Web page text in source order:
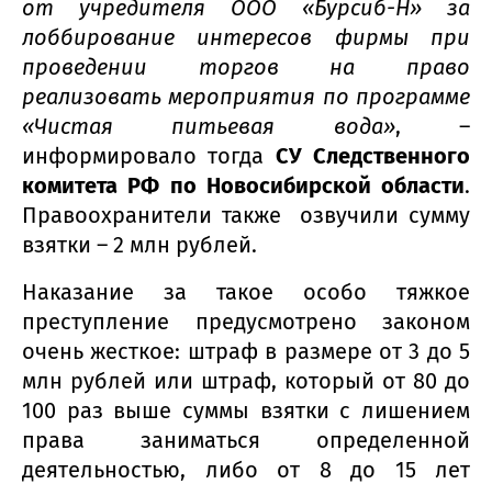
от учредителя ООО «Бурсиб-Н» за
лоббирование интересов фирмы при
проведении торгов на право
реализовать мероприятия по программе
«Чистая питьевая вода», –
информировало тогда СУ Следственного
комитета РФ по Новосибирской области.
Правоохранители также озвучили сумму
взятки – 2 млн рублей.
Наказание за такое особо тяжкое
преступление предусмотрено законом
очень жесткое: штраф в размере от 3 до 5
млн рублей или штраф, который от 80 до
100 раз выше суммы взятки с лишением
права заниматься определенной
деятельностью, либо от 8 до 15 лет